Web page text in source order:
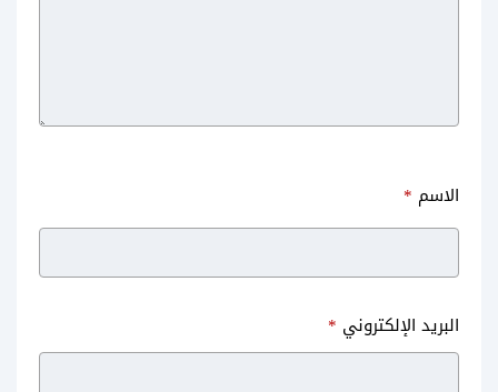
الاسم *
البريد الإلكتروني *